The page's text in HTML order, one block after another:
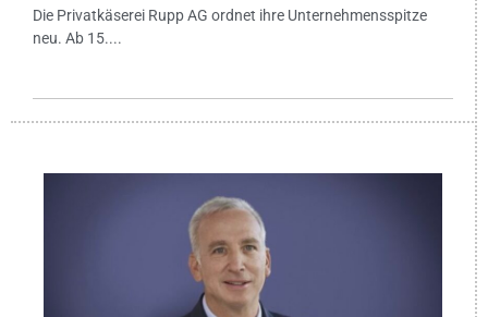
Die Privatkäserei Rupp AG ordnet ihre Unternehmensspitze
neu. Ab 15....